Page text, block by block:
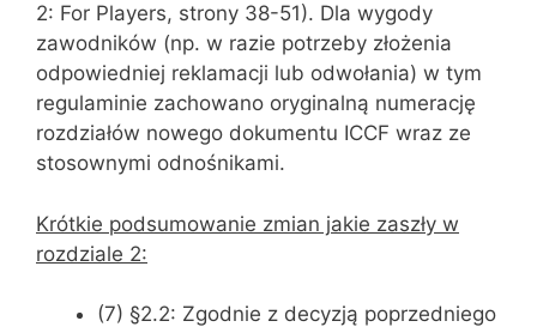
2: For Players, strony 38-51). Dla wygody
zawodników (np. w razie potrzeby złożenia
odpowiedniej reklamacji lub odwołania) w tym
regulaminie zachowano oryginalną numerację
rozdziałów nowego dokumentu ICCF wraz ze
stosownymi odnośnikami.
Krótkie podsumowanie zmian jakie zaszły w
rozdziale 2:
(7) §2.2: Zgodnie z decyzją poprzedniego